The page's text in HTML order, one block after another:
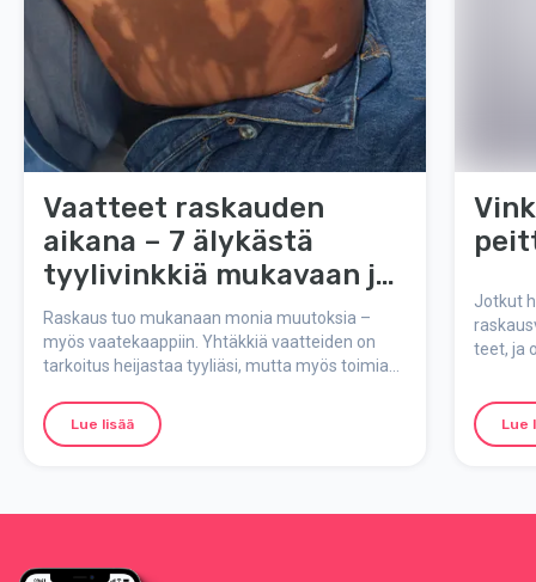
Vaatteet raskauden
aikana – 7 älykästä
tyylivinkkiä mukavaan ja
tyylikkääseen
odotuslookiin
Raskaus tuo mukanaan monia muutoksia –
myös vaatekaappiin. Yhtäkkiä vaatteiden on
tarkoitus heijastaa tyyliäsi, mutta myös toimia
enemmän mukavuutta kuin normaalisti. Tässä
älykkäitä tyylivinkkejä, materiaalisuosituksia ja
Lue lisää
Jotkut
teet, ja
Lue